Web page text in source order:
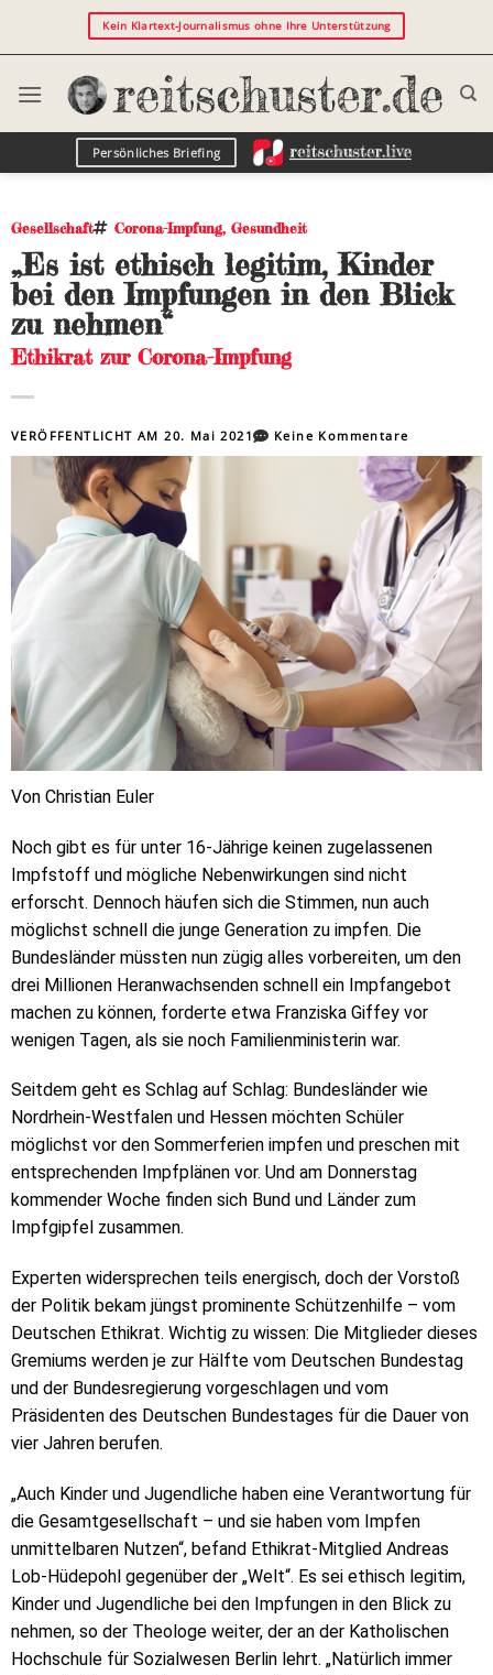
Kein Klartext-Journalismus ohne Ihre Unterstützung
Persönliches Briefing
Gesellschaft Corona-Impfung, Gesundheit
„Es ist ethisch legitim, Kinder
bei den Impfungen in den Blick
zu nehmen“
Ethikrat zur Corona-Impfung
VERÖFFENTLICHT AM20. Mai 2021 Keine Kommentare
Von Christian Euler
Noch gibt es für unter 16-Jährige keinen zugelassenen
Impfstoff und mögliche Nebenwirkungen sind nicht
erforscht. Dennoch häufen sich die Stimmen, nun auch
möglichst schnell die junge Generation zu impfen. Die
Bundesländer müssten nun zügig alles vorbereiten, um den
drei Millionen Heranwachsenden schnell ein Impfangebot
machen zu können, forderte etwa Franziska Giffey vor
wenigen Tagen, als sie noch Familienministerin war.
Seitdem geht es Schlag auf Schlag: Bundesländer wie
Nordrhein-Westfalen und Hessen möchten Schüler
möglichst vor den Sommerferien impfen und preschen mit
entsprechenden Impfplänen vor. Und am Donnerstag
kommender Woche finden sich Bund und Länder zum
Impfgipfel zusammen.
Experten widersprechen teils energisch, doch der Vorstoß
der Politik bekam jüngst prominente Schützenhilfe – vom
Deutschen Ethikrat. Wichtig zu wissen: Die Mitglieder dieses
Gremiums werden je zur Hälfte vom Deutschen Bundestag
und der Bundesregierung vorgeschlagen und vom
Präsidenten des Deutschen Bundestages für die Dauer von
vier Jahren berufen.
„Auch Kinder und Jugendliche haben eine Verantwortung für
die Gesamtgesellschaft – und sie haben vom Impfen
unmittelbaren Nutzen“, befand Ethikrat-Mitglied Andreas
Lob-Hüdepohl gegenüber der „Welt“. Es sei ethisch legitim,
Kinder und Jugendliche bei den Impfungen in den Blick zu
nehmen, so der Theologe weiter, der an der Katholischen
Hochschule für Sozialwesen Berlin lehrt. „Natürlich immer